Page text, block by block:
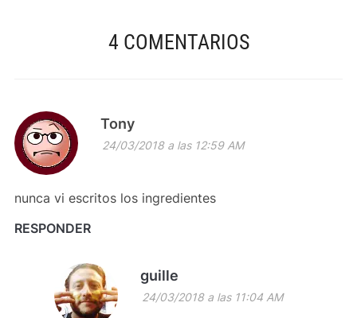
4 COMENTARIOS
Tony
24/03/2018 a las 12:59 AM
nunca vi escritos los ingredientes
RESPONDER
guille
24/03/2018 a las 11:04 AM